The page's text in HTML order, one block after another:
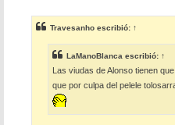
a
j
e
Travesanho escribió: ↑
LaManoBlanca escribió: ↑
Las viudas de Alonso tienen
que por culpa del pelele